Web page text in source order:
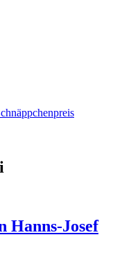
Hanns-Josef